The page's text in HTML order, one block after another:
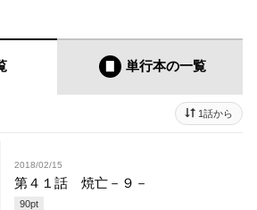
単行本の一覧
1話から
2018/02/15
第４１話 焼亡－９－
90pt